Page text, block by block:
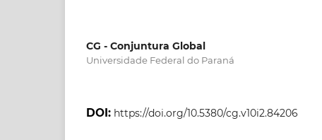
CG - Conjuntura Global
Universidade Federal do Paraná
DOI: https://doi.org/10.5380/cg.v10i2.84206